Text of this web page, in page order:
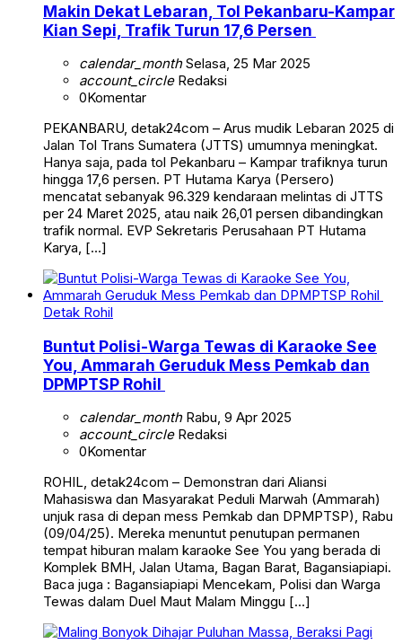
Makin Dekat Lebaran, Tol Pekanbaru-Kampar
Kian Sepi, Trafik Turun 17,6 Persen
calendar_monthSelasa, 25 Mar 2025
account_circleRedaksi
0Komentar
PEKANBARU, detak24com – Arus mudik Lebaran 2025 di
Jalan Tol Trans Sumatera (JTTS) umumnya meningkat.
Hanya saja, pada tol Pekanbaru – Kampar trafiknya turun
hingga 17,6 persen. PT Hutama Karya (Persero)
mencatat sebanyak 96.329 kendaraan melintas di JTTS
per 24 Maret 2025, atau naik 26,01 persen dibandingkan
trafik normal. EVP Sekretaris Perusahaan PT Hutama
Karya, […]
Detak Rohil
Buntut Polisi-Warga Tewas di Karaoke See
You, Ammarah Geruduk Mess Pemkab dan
DPMPTSP Rohil
calendar_monthRabu, 9 Apr 2025
account_circleRedaksi
0Komentar
ROHIL, detak24com – Demonstran dari Aliansi
Mahasiswa dan Masyarakat Peduli Marwah (Ammarah)
unjuk rasa di depan mess Pemkab dan DPMPTSP), Rabu
(09/04/25). Mereka menuntut penutupan permanen
tempat hiburan malam karaoke See You yang berada di
Komplek BMH, Jalan Utama, Bagan Barat, Bagansiapiapi.
Baca juga : Bagansiapiapi Mencekam, Polisi dan Warga
Tewas dalam Duel Maut Malam Minggu […]